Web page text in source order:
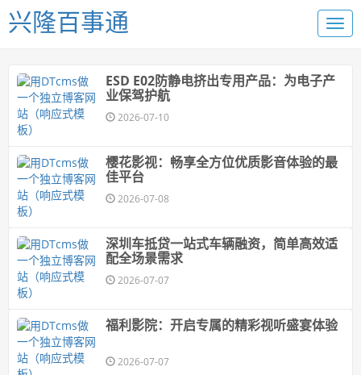
兴隆百事通
ESD E02防静电挤出专用产品：为电子产
业保驾护航
2026-07-10
樱花影视：畅享全方位优质影音体验的最
佳平台
2026-07-08
深圳车抵贷一站式车辆融资，简单高效适
配全场景需求
2026-07-07
福利影院：开启专属的精彩视听盛宴体验
2026-07-07